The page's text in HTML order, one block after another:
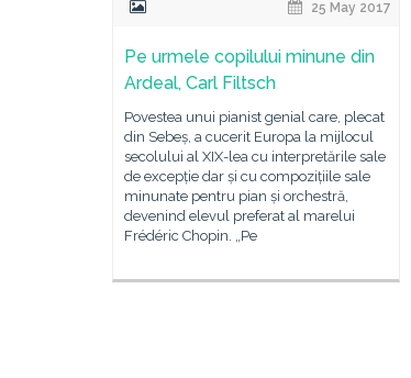
25 May 2017
Pe urmele copilului minune din
Ardeal, Carl Filtsch
Povestea unui pianist genial care, plecat
din Sebeș, a cucerit Europa la mijlocul
secolului al XIX-lea cu interpretările sale
de excepție dar și cu compozițiile sale
minunate pentru pian și orchestră,
devenind elevul preferat al marelui
Frédéric Chopin. „Pe